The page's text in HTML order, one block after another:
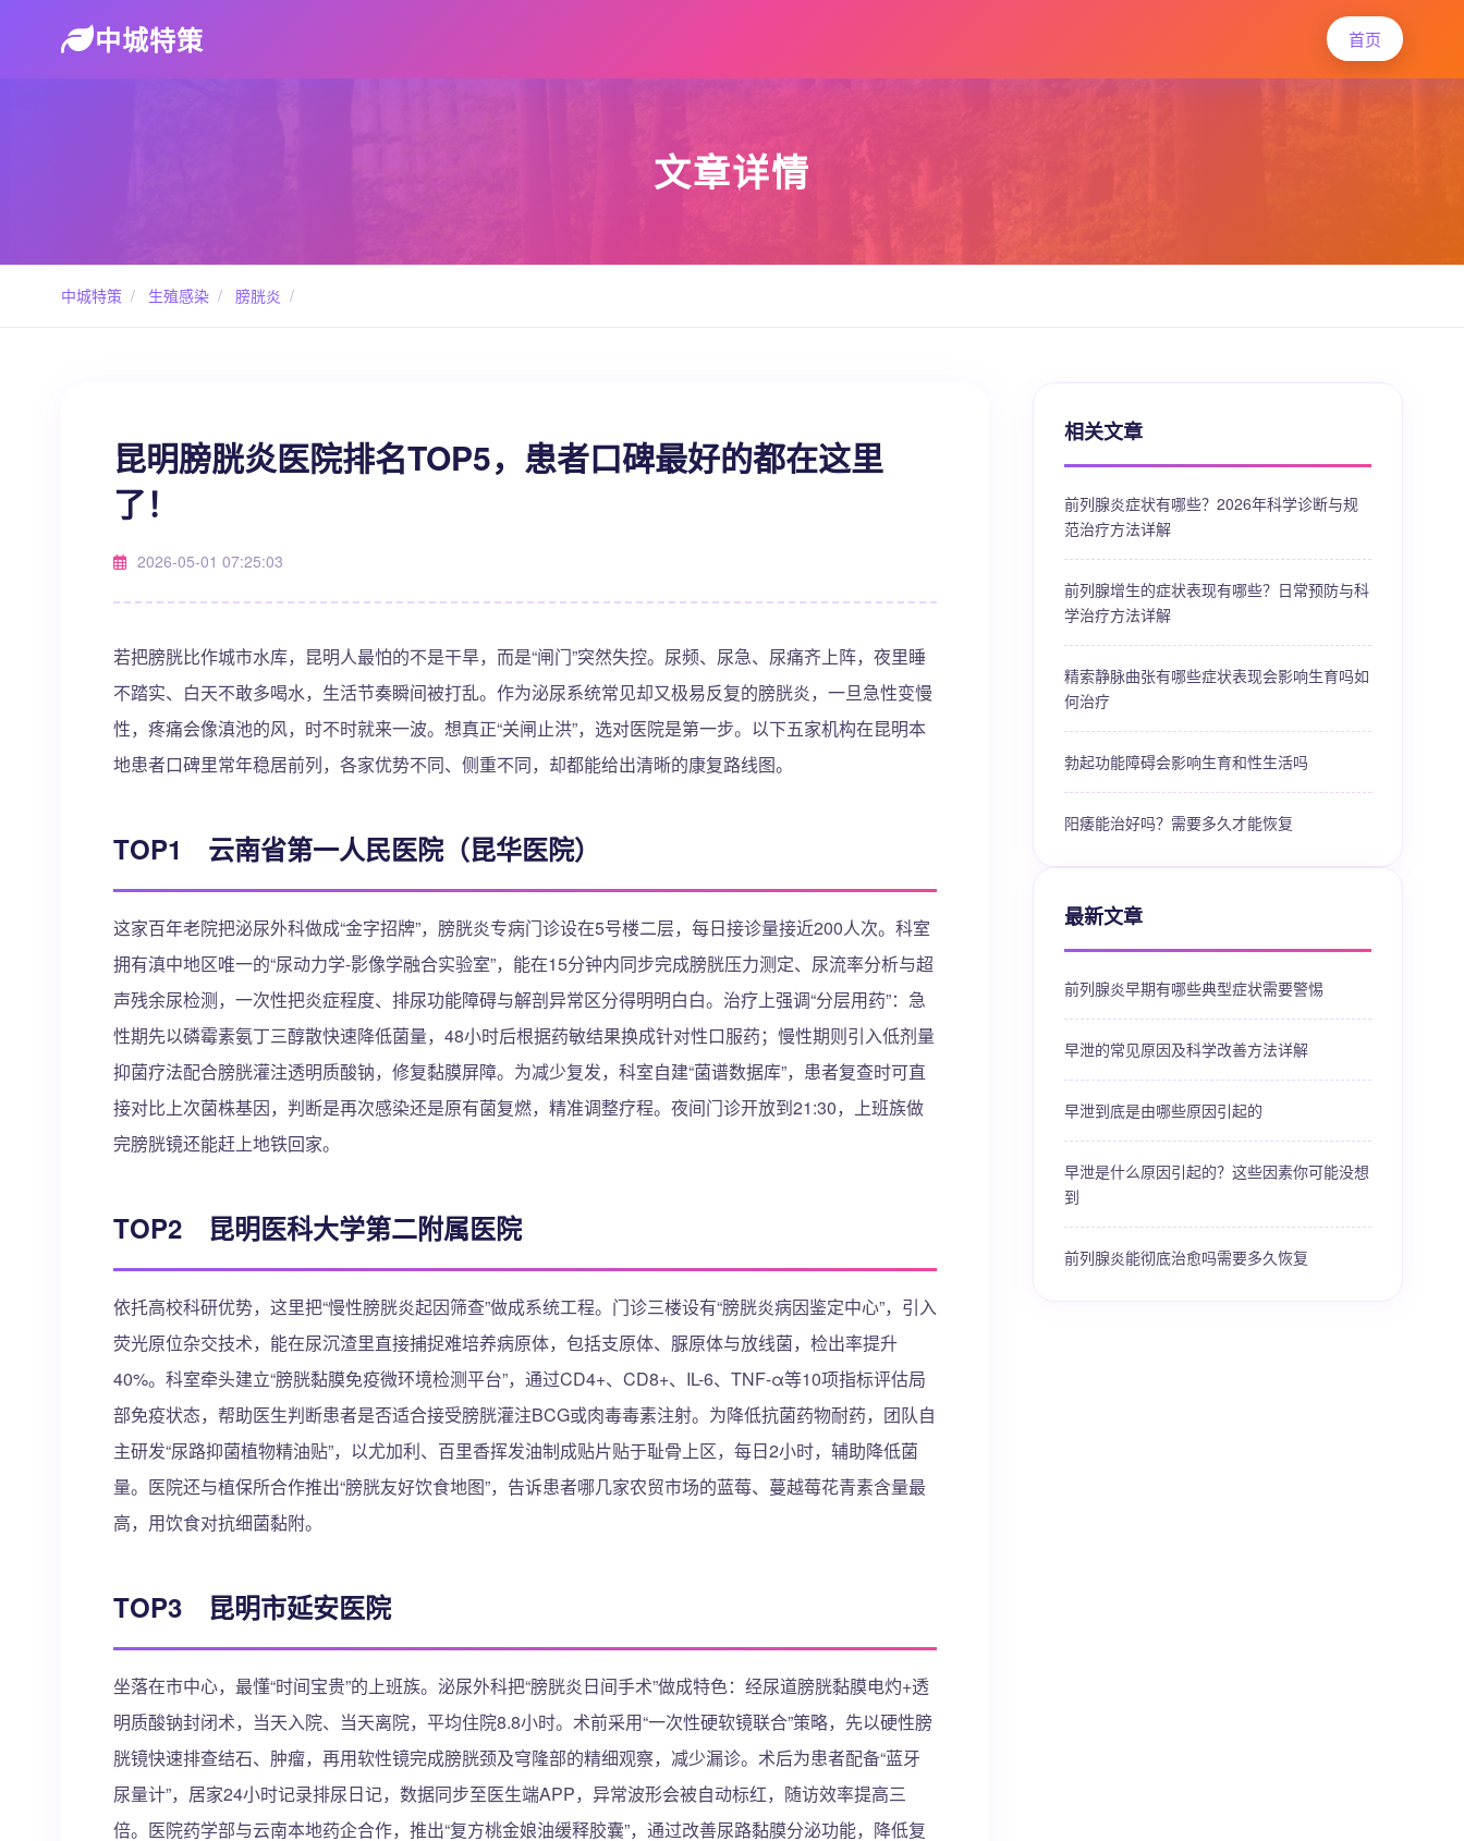
中城特策 首页
文章详情
中城特策 / 生殖感染 / 膀胱炎 /
昆明膀胱炎医院排名TOP5，患者口碑最好的都在这里
了！
2026-05-01 07:25:03
若把膀胱比作城市水库，昆明人最怕的不是干旱，而是“闸门”突然失控。尿频、尿急、尿痛齐上阵，夜里睡
不踏实、白天不敢多喝水，生活节奏瞬间被打乱。作为泌尿系统常见却又极易反复的膀胱炎，一旦急性变慢
性，疼痛会像滇池的风，时不时就来一波。想真正“关闸止洪”，选对医院是第一步。以下五家机构在昆明本
地患者口碑里常年稳居前列，各家优势不同、侧重不同，却都能给出清晰的康复路线图。
TOP1 云南省第一人民医院（昆华医院）
这家百年老院把泌尿外科做成“金字招牌”，膀胱炎专病门诊设在5号楼二层，每日接诊量接近200人次。科室
拥有滇中地区唯一的“尿动力学-影像学融合实验室”，能在15分钟内同步完成膀胱压力测定、尿流率分析与超
声残余尿检测，一次性把炎症程度、排尿功能障碍与解剖异常区分得明明白白。治疗上强调“分层用药”：急
性期先以磷霉素氨丁三醇散快速降低菌量，48小时后根据药敏结果换成针对性口服药；慢性期则引入低剂量
抑菌疗法配合膀胱灌注透明质酸钠，修复黏膜屏障。为减少复发，科室自建“菌谱数据库”，患者复查时可直
接对比上次菌株基因，判断是再次感染还是原有菌复燃，精准调整疗程。夜间门诊开放到21:30，上班族做
完膀胱镜还能赶上地铁回家。
TOP2 昆明医科大学第二附属医院
依托高校科研优势，这里把“慢性膀胱炎起因筛查”做成系统工程。门诊三楼设有“膀胱炎病因鉴定中心”，引入
荧光原位杂交技术，能在尿沉渣里直接捕捉难培养病原体，包括支原体、脲原体与放线菌，检出率提升
40%。科室牵头建立“膀胱黏膜免疫微环境检测平台”，通过CD4+、CD8+、IL-6、TNF-α等10项指标评估局
部免疫状态，帮助医生判断患者是否适合接受膀胱灌注BCG或肉毒毒素注射。为降低抗菌药物耐药，团队自
主研发“尿路抑菌植物精油贴”，以尤加利、百里香挥发油制成贴片贴于耻骨上区，每日2小时，辅助降低菌
量。医院还与植保所合作推出“膀胱友好饮食地图”，告诉患者哪几家农贸市场的蓝莓、蔓越莓花青素含量最
高，用饮食对抗细菌黏附。
TOP3 昆明市延安医院
坐落在市中心，最懂“时间宝贵”的上班族。泌尿外科把“膀胱炎日间手术”做成特色：经尿道膀胱黏膜电灼+透
明质酸钠封闭术，当天入院、当天离院，平均住院8.8小时。术前采用“一次性硬软镜联合”策略，先以硬性膀
胱镜快速排查结石、肿瘤，再用软性镜完成膀胱颈及穹隆部的精细观察，减少漏诊。术后为患者配备“蓝牙
尿量计”，居家24小时记录排尿日记，数据同步至医生端APP，异常波形会被自动标红，随访效率提高三
倍。医院药学部与云南本地药企合作，推出“复方桃金娘油缓释胶囊”，通过改善尿路黏膜分泌功能，降低复
相关文章
前列腺炎症状有哪些？2026年科学诊断与规
范治疗方法详解
前列腺增生的症状表现有哪些？日常预防与科
学治疗方法详解
精索静脉曲张有哪些症状表现会影响生育吗如
何治疗
勃起功能障碍会影响生育和性生活吗
阳痿能治好吗？需要多久才能恢复
最新文章
前列腺炎早期有哪些典型症状需要警惕
早泄的常见原因及科学改善方法详解
早泄到底是由哪些原因引起的
早泄是什么原因引起的？这些因素你可能没想
到
前列腺炎能彻底治愈吗需要多久恢复